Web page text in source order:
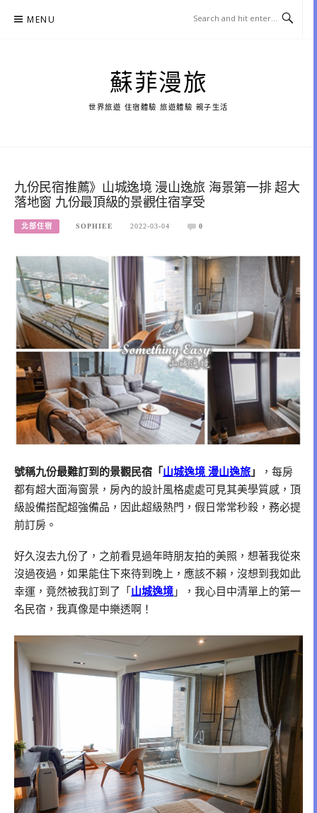
MENU
蘇菲漫旅
世界旅遊 住宿體驗 旅遊體驗 親子生活
九份民宿推薦》山城逸境 漫山逸旅 海景第一排 超大
落地窗 九份最頂級的景觀住宿享受
北部住宿 SOPHIEE 2022-03-04 0
號稱九份最難訂到的景觀民宿「 山城逸境 漫山逸旅 」
，每房
都有超大面海窗景，房內的設計風格處處可見其美學質感，頂
級設備搭配超強備品，因此超級熱門，假日常常秒殺，務必提
前訂房。
好久沒去九份了，之前看見過年時朋友拍的美照，想著我從來
沒過夜過，如果能住下來待到晚上，應該不賴，沒想到我如此
幸運，竟然被我訂到了「 山城逸境 」，我心目中清單上的第一
名民宿，我真像是中樂透啊！